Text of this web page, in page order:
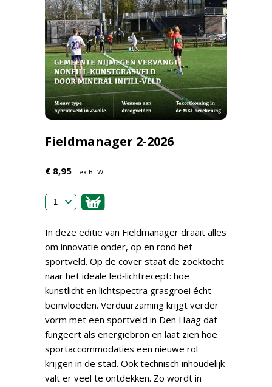
Fieldmanager 2-2026
€ 8,95 ex BTW
In deze editie van Fieldmanager draait alles
om innovatie onder, op en rond het
sportveld. Op de cover staat de zoektocht
naar het ideale led‑lichtrecept: hoe
kunstlicht en lichtspectra grasgroei écht
beïnvloeden. Verduurzaming krijgt verder
vorm met een sportveld in Den Haag dat
fungeert als energiebron en laat zien hoe
sportaccommodaties een nieuwe rol
krijgen in de stad. Ook technisch inhoudelijk
valt er veel te ontdekken. Zo wordt in